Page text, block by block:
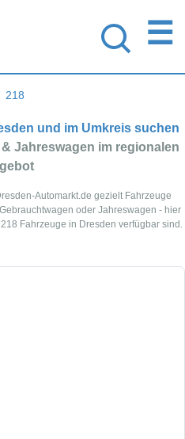
☰
218
und im Umkreis suchen
Jahreswagen im regionalen
Automarkt.de gezielt Fahrzeuge
oder Jahreswagen - hier
Fahrzeuge in Dresden verfügbar sind.